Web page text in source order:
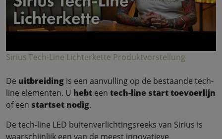
Sirius Tech-Line Lichterkette Produktvorstellung
De uitbreiding is een aanvulling op de bestaande tech-
line elementen. U hebt een tech-line start toevoerlijn
of een startset nodig.
De tech-line LED buitenverlichtingsreeks van Sirius is
waarschijnlijk een van de meest innovatieve